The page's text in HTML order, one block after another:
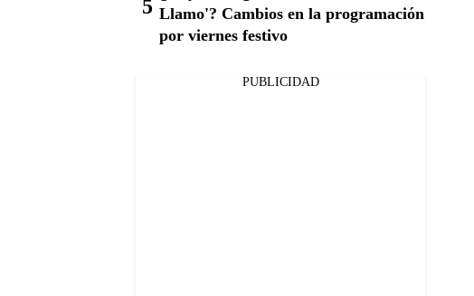
Llamo'? Cambios en la programación
por viernes festivo
PUBLICIDAD